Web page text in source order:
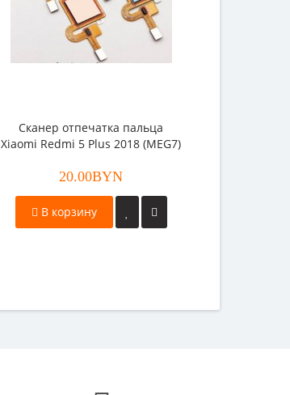
Сканер отпечатка пальца
Xiaomi Redmi 5 Plus 2018 (MEG7)
20.00BYN
В корзину